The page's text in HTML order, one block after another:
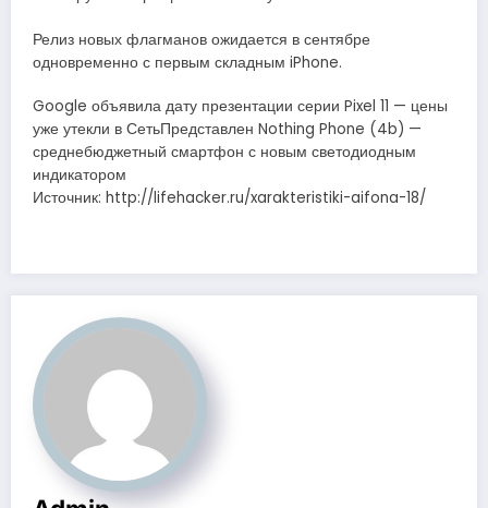
Релиз новых флагманов ожидается в сентябре
одновременно с первым складным iPhone.
Google объявила дату презентации серии Pixel 11 — цены
уже утекли в СетьПредставлен Nothing Phone (4b) —
среднебюджетный смартфон с новым светодиодным
индикатором
Источник: http://lifehacker.ru/xarakteristiki-aifona-18/